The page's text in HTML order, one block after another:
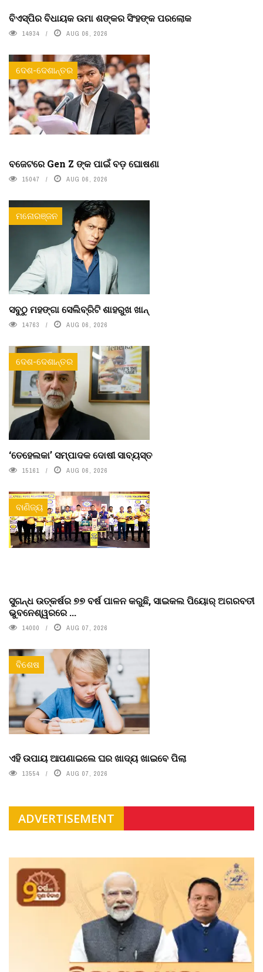
ବିଏସ୍‌ପିର ବିଧାୟକ ଉମା ଶଙ୍କର ସିଂହଙ୍କ ପରଲୋକ
14934 AUG 06, 2026
ଦେଶ-ଦେଶାନ୍ତର
ବଜେଟରେ Gen Z ଙ୍କ ପାଇଁ ବଡ଼ ଘୋଷଣା
15047 AUG 06, 2026
ମନୋରଞ୍ଜନ
ସବୁଠୁ ମହଙ୍ଗା ସେଲିବ୍ରିଟି ଶାହରୁଖ ଖାନ୍
14763 AUG 06, 2026
ଦେଶ-ଦେଶାନ୍ତର
‘ତେହେଲକା’ ସମ୍ପାଦକ ଦୋଷୀ ସାବ୍ୟସ୍ତ
15161 AUG 06, 2026
ବାଣିଜ୍ୟ
ସୁଗନ୍ଧ ଉତ୍କର୍ଷର ୭୭ ବର୍ଷ ପାଳନ କରୁଛି, ସାଇକଲ ପିୟୋର୍‌ ଅଗରବତୀ
ଭୁବନେଶ୍ୱରରେ ...
14000 AUG 07, 2026
ବିଶେଷ
ଏହି ଉପାୟ ଆପଣାଇଲେ ଘର ଖାଦ୍ୟ ଖାଇବେ ପିଲା
13554 AUG 07, 2026
ADVERTISEMENT